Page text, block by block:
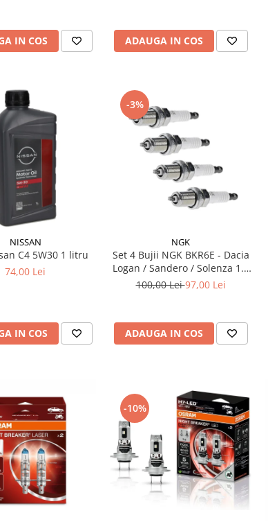
IN COS ADAUGA IN COS
NISSAN
C4 5W30 1 litru
74,00 Lei
IN COS
-3%
NGK
Set 4 Bujii NGK BKR6E - Dacia
Logan / Sandero / Solenza 1.4
& 1.6 MPI - Kit Complet
100,00 Lei97,00 Lei
ADAUGA IN COS
-10%